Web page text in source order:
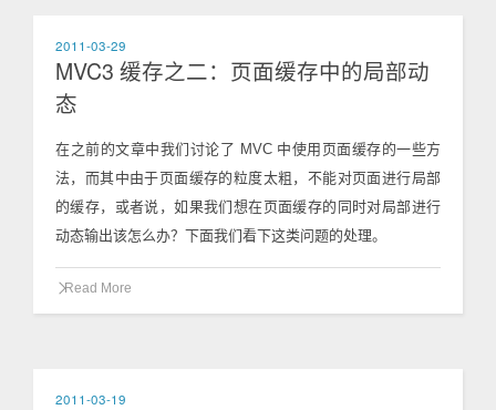
2011-03-29
MVC3 缓存之二：页面缓存中的局部动
态
在之前的文章中我们讨论了 MVC 中使用页面缓存的一些方
法，而其中由于页面缓存的粒度太粗，不能对页面进行局部
的缓存，或者说，如果我们想在页面缓存的同时对局部进行
动态输出该怎么办？下面我们看下这类问题的处理。
Read More
2011-03-19